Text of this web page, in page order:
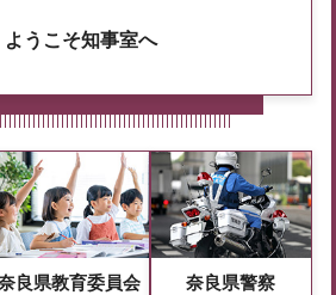
ようこそ知事室へ
良県教育委員会 奈良県警察